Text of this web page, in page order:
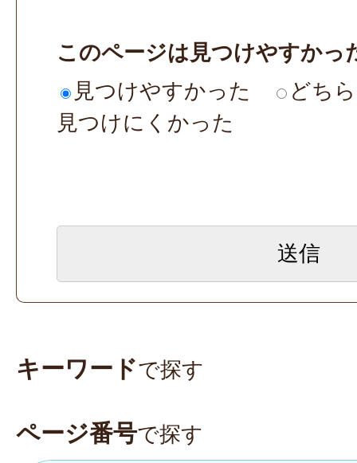
このページは見つけやすかっ
見つけやすかった
どち
見つけにくかった
キーワードで探す
ページ番号で探す